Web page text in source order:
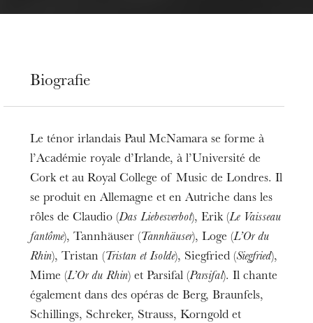
Biografie
Le ténor irlandais Paul McNamara se forme à
l’Académie royale d’Irlande, à l’Université de
Cork et au Royal College of Music de Londres. Il
se produit en Allemagne et en Autriche dans les
rôles de Claudio (Das Liebesverbot), Erik (Le Vaisseau
fantôme), Tannhäuser (Tannhäuser), Loge (L’Or du
Rhin), Tristan (Tristan et Isolde), Siegfried (Siegfried),
Mime (L’Or du Rhin) et Parsifal (Parsifal). Il chante
également dans des opéras de Berg, Braunfels,
Schillings, Schreker, Strauss, Korngold et